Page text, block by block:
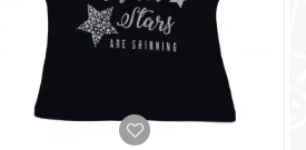
Pišite nam
aksaonlinebih@aksabih.ba